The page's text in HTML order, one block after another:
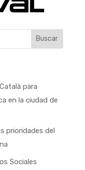
Buscar
para
en la ciudad de
prioridades del
Sociales